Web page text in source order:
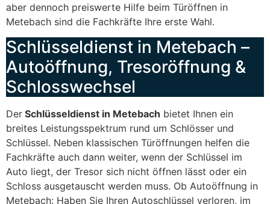
aber dennoch preiswerte Hilfe beim Türöffnen in
Metebach sind die Fachkräfte Ihre erste Wahl.
Schlüsseldienst in Metebach –
Autoöffnung, Tresoröffnung &
Schlosswechsel
Der Schlüsseldienst in Metebach bietet Ihnen ein
breites Leistungsspektrum rund um Schlösser und
Schlüssel. Neben klassischen Türöffnungen helfen die
Fachkräfte auch dann weiter, wenn der Schlüssel im
Auto liegt, der Tresor sich nicht öffnen lässt oder ein
Schloss ausgetauscht werden muss. Ob Autoöffnung in
Metebach: Haben Sie Ihren Autoschlüssel verloren, im